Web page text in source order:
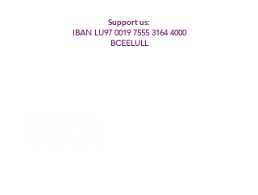
Support us:
IBAN LU97 0019 7555 3164 4000
BCEELULL